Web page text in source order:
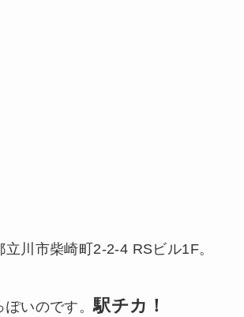
川市柴崎町2-2-4 RSビル1F。
ぽいのです。駅チカ！